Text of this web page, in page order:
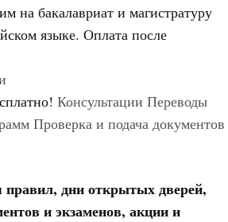
на бакалавриат и магистратуру
языке. Оплата после
Консультации Переводы
Проверка и подача документов
правил, дни открытых дверей,
и экзаменов, акции и